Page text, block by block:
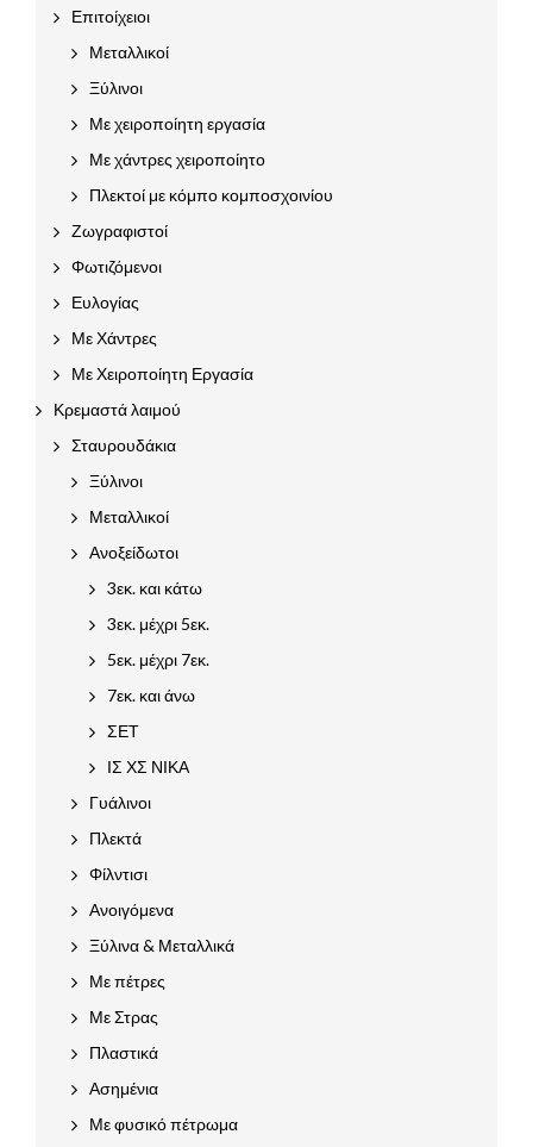
Επιτοίχειοι
Μεταλλικοί
Ξύλινοι
Με χειροποίητη εργασία
Με χάντρες χειροποίητο
Πλεκτοί με κόμπο κομποσχοινίου
Ζωγραφιστοί
Φωτιζόμενοι
Ευλογίας
Με Χάντρες
Με Χειροποίητη Εργασία
Κρεμαστά λαιμού
Σταυρουδάκια
Ξύλινοι
Μεταλλικοί
Ανοξείδωτοι
3εκ. και κάτω
3εκ. μέχρι 5εκ.
5εκ. μέχρι 7εκ.
7εκ. και άνω
ΣΕΤ
ΙΣ ΧΣ ΝΙΚΑ
Γυάλινοι
Πλεκτά
Φίλντισι
Ανοιγόμενα
Ξύλινα & Μεταλλικά
Με πέτρες
Με Στρας
Πλαστικά
Ασημένια
Με φυσικό πέτρωμα